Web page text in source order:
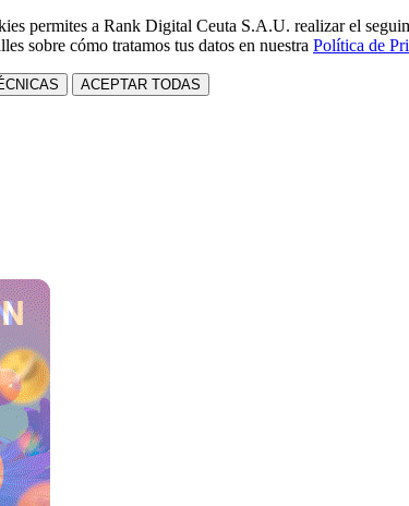
permites a Rank Digital Ceuta S.A.U. realizar el
sobre cómo tratamos tus datos en nuestra Política de
ACEPTAR TODAS